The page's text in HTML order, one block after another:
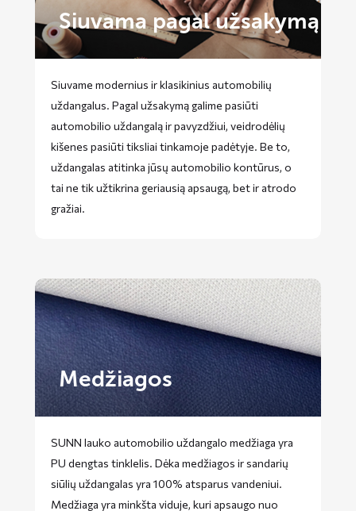
Siuvama pagal užsakymą
Siuvame modernius ir klasikinius automobilių
uždangalus. Pagal užsakymą galime pasiūti
automobilio uždangalą ir pavyzdžiui, veidrodėlių
kišenes pasiūti tiksliai tinkamoje padėtyje. Be to,
uždangalas atitinka jūsų automobilio kontūrus, o
tai ne tik užtikrina geriausią apsaugą, bet ir atrodo
gražiai.
Medžiagos
SUNN lauko automobilio uždangalo medžiaga yra
PU dengtas tinklelis. Dėka medžiagos ir sandarių
siūlių uždangalas yra 100% atsparus vandeniui.
Medžiaga yra minkšta viduje, kuri apsaugo nuo